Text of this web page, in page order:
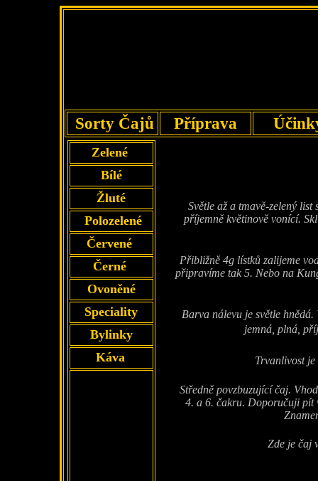
Sorty Čajů Příprava
Zelené
Bílé
Žluté
Polozelené
Červené
Černé
Ovoněné
Speciality
Bylinky
Káva
Světle až a tmavě-zelený
příjemně květinově vonící.
Přibližně 4g lístků zalijeme
připravíme tak 5. Nebo na
Barva nálevu je světle
jemná, plná,
Trvanlivost
Středně povzbuzující čaj.
4. a 6. čakru. Doporučuji pít
Zde je čaj